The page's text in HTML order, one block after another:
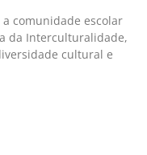
comunidade escolar
da Interculturalidade,
cultural e